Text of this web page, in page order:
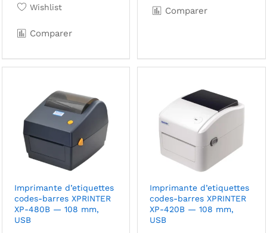
Wishlist
Comparer
Comparer
Imprimante d’etiquettes
codes-barres XPRINTER
XP-480B — 108 mm,
USB
Imprimante d’etiquettes
codes-barres XPRINTER
XP-420B — 108 mm,
USB